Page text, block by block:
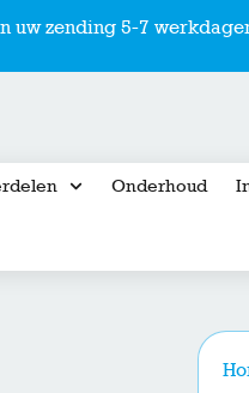
uw zending 5-7
Onderhoud